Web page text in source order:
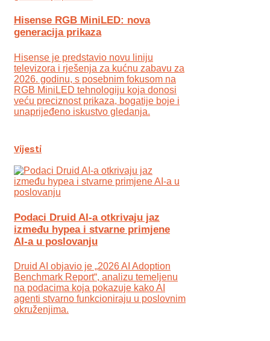
Hisense RGB MiniLED: nova
generacija prikaza
Hisense je predstavio novu liniju
televizora i rješenja za kućnu zabavu za
2026. godinu, s posebnim fokusom na
RGB MiniLED tehnologiju koja donosi
veću preciznost prikaza, bogatije boje i
unaprijeđeno iskustvo gledanja.
Vijesti
Podaci Druid AI-a otkrivaju jaz
između hypea i stvarne primjene
AI-a u poslovanju
Druid AI objavio je „2026 AI Adoption
Benchmark Report“, analizu temeljenu
na podacima koja pokazuje kako AI
agenti stvarno funkcioniraju u poslovnim
okruženjima.